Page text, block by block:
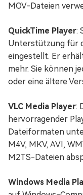
MOV-Dateien
QuickTime Player:
Unterstützung für
eingestellt. Er
mehr. Sie können
oder eine ältere
VLC Media Player:
hervorragender
Dateiformaten
M4V, MKV, AVI,
M2TS-Dateien
Windows Media